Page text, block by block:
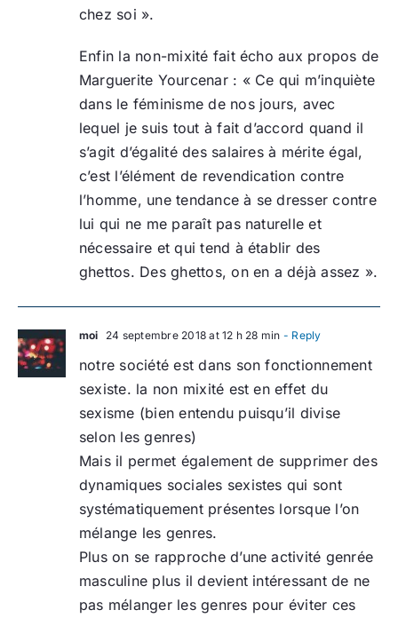
chez soi ».
Enfin la non-mixité fait écho aux propos de
Marguerite Yourcenar : « Ce qui m’inquiète
dans le féminisme de nos jours, avec
lequel je suis tout à fait d’accord quand il
s’agit d’égalité des salaires à mérite égal,
c’est l’élément de revendication contre
l’homme, une tendance à se dresser contre
lui qui ne me paraît pas naturelle et
nécessaire et qui tend à établir des
ghettos. Des ghettos, on en a déjà assez ».
moi 24 septembre 2018 at 12 h 28 min - Reply
notre société est dans son fonctionnement
sexiste. la non mixité est en effet du
sexisme (bien entendu puisqu’il divise
selon les genres)
Mais il permet également de supprimer des
dynamiques sociales sexistes qui sont
systématiquement présentes lorsque l’on
mélange les genres.
Plus on se rapproche d’une activité genrée
masculine plus il devient intéressant de ne
pas mélanger les genres pour éviter ces